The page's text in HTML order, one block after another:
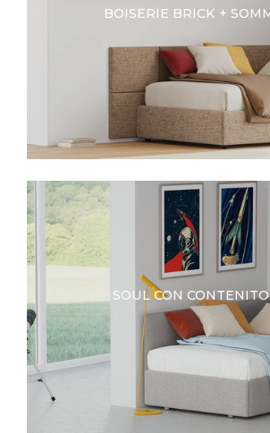
BOISERIE BRICK +
SOUL CON